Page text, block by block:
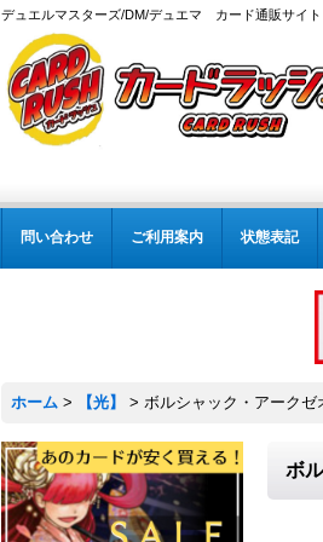
デュエルマスターズ/DM/デュエマ カード通販サイト
問い合わせ ご利用案内 状態表記
ホーム > 【光】 > ボルシャック・アーク
ボ